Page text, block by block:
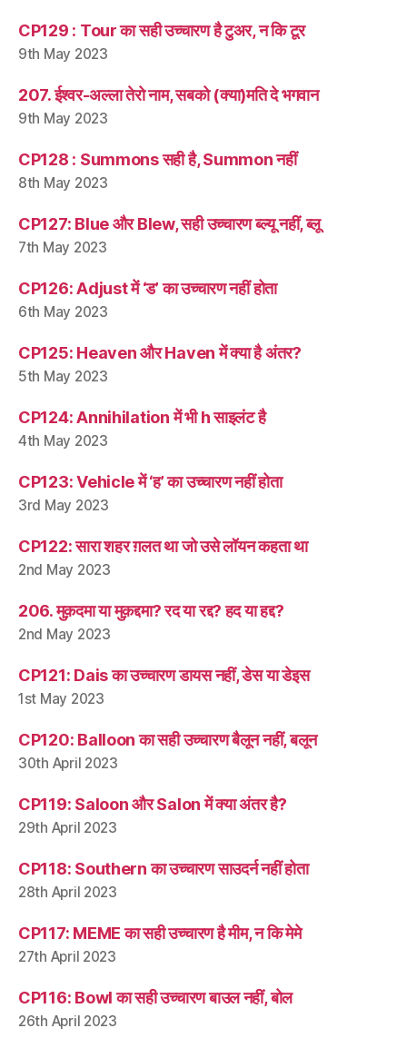
CP129 : Tour का सही उच्चारण है टुअर, न कि टूर
9th May 2023
207. ईश्वर-अल्ला तेरो नाम, सबको (क्या)मति दे भगवान
9th May 2023
CP128 : Summons सही है, Summon नहीं
8th May 2023
CP127: Blue और Blew, सही उच्चारण ब्ल्यू नहीं, ब्लू
7th May 2023
CP126: Adjust में ‘ड’ का उच्चारण नहीं होता
6th May 2023
CP125: Heaven और Haven में क्या है अंतर?
5th May 2023
CP124: Annihilation में भी h साइलंट है
4th May 2023
CP123: Vehicle में ‘ह’ का उच्चारण नहीं होता
3rd May 2023
CP122: सारा शहर ग़लत था जो उसे लॉयन कहता था
2nd May 2023
206. मुक़दमा या मुक़द्दमा? रद या रद्द? हद या हद्द?
2nd May 2023
CP121: Dais का उच्चारण डायस नहीं, डेस या डेइस
1st May 2023
CP120: Balloon का सही उच्चारण बैलून नहीं, बलून
30th April 2023
CP119: Saloon और Salon में क्या अंतर है?
29th April 2023
CP118: Southern का उच्चारण साउदर्न नहीं होता
28th April 2023
CP117: MEME का सही उच्चारण है मीम, न कि मेमे
27th April 2023
CP116: Bowl का सही उच्चारण बाउल नहीं, बोल
26th April 2023